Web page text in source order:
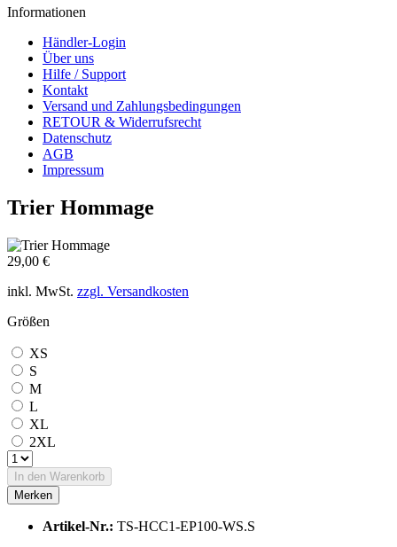
Informationen
Händler-Login
Über uns
Hilfe / Support
Kontakt
Versand und Zahlungsbedingungen
RETOUR & Widerrufsrecht
Datenschutz
AGB
Impressum
Trier Hommage
29,00 €
inkl. MwSt. zzgl. Versandkosten
Größen
XS
S
M
L
XL
2XL
In den Warenkorb
Merken
Artikel-Nr.: TS-HCC1-EP100-WS.S